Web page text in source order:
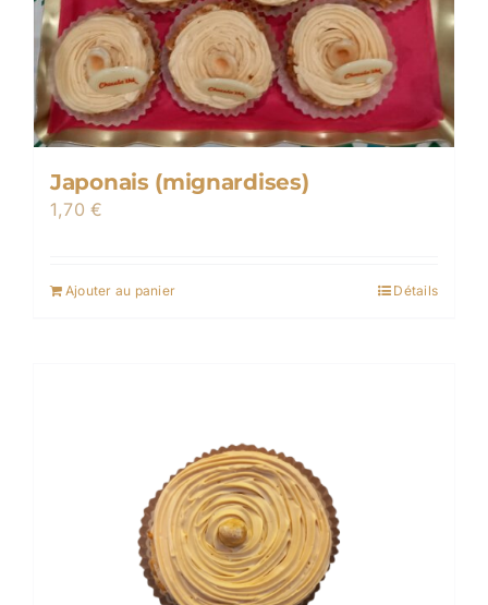
Japonais (mignardises)
1,70€
Ajouter au panier Détails